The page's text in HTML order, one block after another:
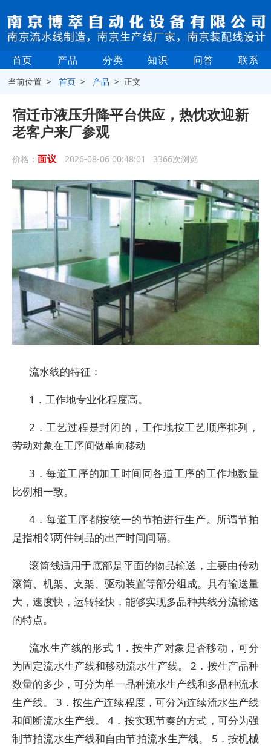
首页 产品 分类 知识 问答 联系
当前位置 >首页 > 产品 > 正文
宿迁市液压升降平台供应，热忱欢迎新
老客户来厂参观
价格： 面议 2026-08-06 00:48:01 3366次浏览
流水线的特征：
1．工作地专业化程度高。
2．工艺过程是封闭的，工作地按工艺顺序排列，
劳动对象在工序间做单向移动
3．每道工序的加工时间同各道工序的工作地数量
比例相一致。
4．每道工序都按统一的节拍进行生产。所谓节拍
是指相邻两件制品的出产时间间隔。
滚筒线适用于底部是平面的物品输送，主要由传动
滚筒、机架、支架、驱动装置等部分组成。具有输送量
大，速度快，运转轻快，能够实现多品种共线分流输送
的特点。
流水生产线的形式 1．按生产对象是否移动，可分
为固定流水生产线和移动流水生产线。 2．按生产品种
数量的多少，可分为单一品种流水生产线和多品种流水
生产线。 3．按生产连续程度，可分为连续流水生产线
和间断流水生产线。 4．按实现节奏的方式，可分为强
制节拍流水生产线和自由节拍流水生产线。 5．按机械